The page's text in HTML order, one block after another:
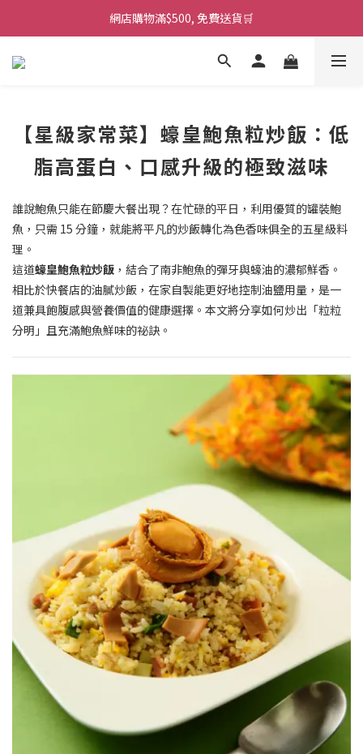
網店購物滿$500, 免費送貨🛒
【星級家常菜】蠔皇鮑魚粒炒飯：低
脂高蛋白、口感升級的極致滋味
誰說鮑魚只能在節慶大餐出現？在忙碌的平日，利用優質的罐裝鮑
魚，只需 15 分鐘，就能將平凡的炒飯轉化為色香味俱全的五星級料
理。
這道蠔皇鮑魚粒炒飯 ，結合了南非鮑魚的彈牙與蠔油的濃郁鮮香。
相比於快餐店的油膩炒飯，在家自製能更好地控制油鹽用量，是一
道兼具飽腹感與營養價值的健康選擇。本文將分享如何炒出「粒粒
分明」且充滿鮑魚鮮味的祕訣。